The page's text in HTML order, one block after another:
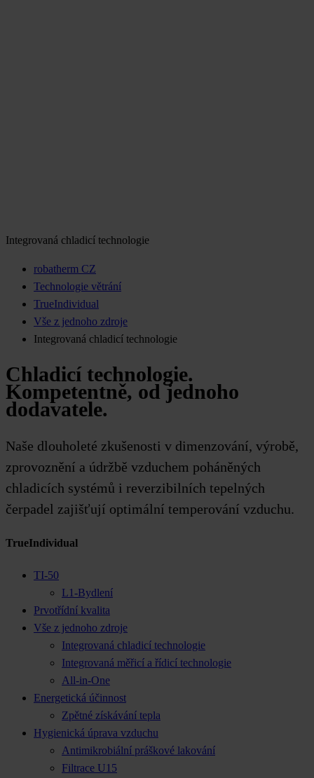
Integrovaná chladicí technologie
robatherm CZ
Technologie větrání
TrueIndividual
Vše z jednoho zdroje
Integrovaná chladicí technologie
Chladicí technologie.
Kompetentně, od jednoho
dodavatele.
Naše dlouholeté zkušenosti v dimenzování, výrobě,
zprovoznění a údržbě vzduchem poháněných
chladicích systémů i reverzibilních tepelných
čerpadel zajišťují optimální temperování vzduchu.
TrueIndividual
TI-50
L1-Bydlení
Prvotřídní kvalita
Vše z jednoho zdroje
Integrovaná chladicí technologie
Integrovaná měřicí a řídicí technologie
All-in-One
Energetická účinnost
Zpětné získávání tepla
Hygienická úprava vzduchu
Antimikrobiální práškové lakování
Filtrace U15